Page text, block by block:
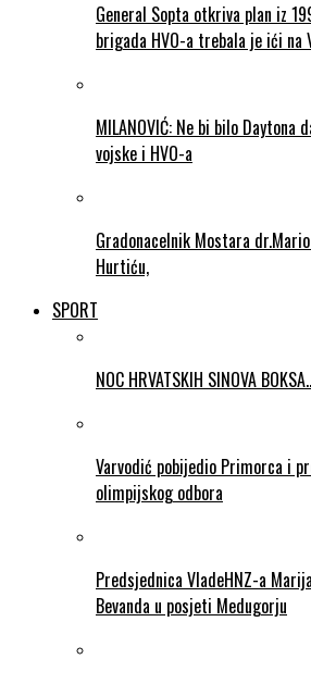
General Sopta otkriva plan iz
brigada HVO-a trebala je ići na
MILANOVIĆ: Ne bi bilo Daytona
vojske i HVO-a
Gradonacelnik Mostara
Hurtiću,
SPORT
NOC HRVATSKIH SINOVA BOKSA..
Varvodić pobijedio Primorca i
olimpijskog odbora
Predsjednica VladeHNZ-a
Bevanda u posjeti Medugorju